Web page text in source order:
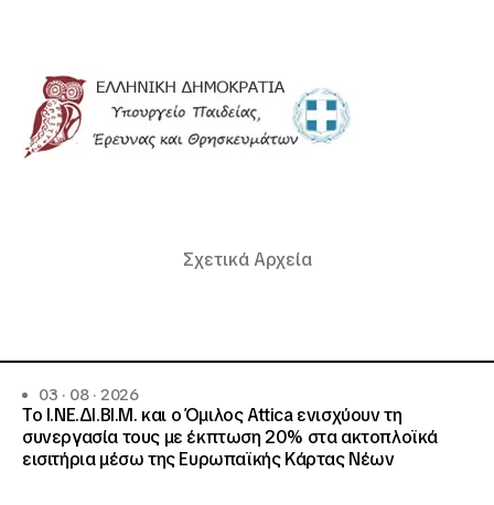
Σχετικά Αρχεία
03 · 08 · 2026
Το Ι.ΝΕ.ΔΙ.ΒΙ.Μ. και o Όμιλος Attica ενισχύουν τη
συνεργασία τους με έκπτωση 20% στα ακτοπλοϊκά
εισιτήρια μέσω της Ευρωπαϊκής Κάρτας Νέων